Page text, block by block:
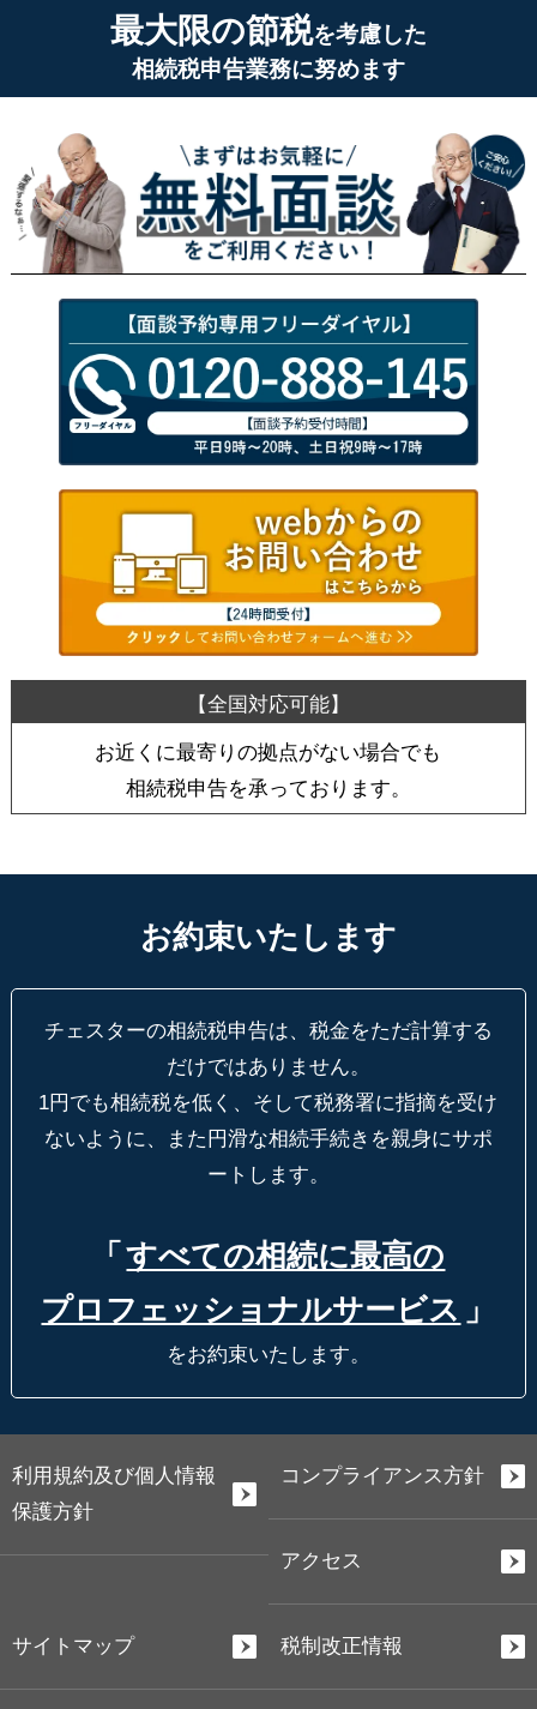
最大限の節税を考慮した
相続税申告業務に努めます
お近くに最寄りの拠点がない場合でも
相続税申告を承っております。
お約束いたします
チェスターの相続税申告は、税金をただ計算する
だけではありません。
1円でも相続税を低く、そして税務署に指摘を受け
ないように、
また円滑な相続手続きを親身にサポ
ートします。
「 すべての相続に最高の
プロフェッショナルサービス 」
をお約束いたします。
利用規約及び個人情報
保護方針
コンプライアンス方針
アクセス
サイトマップ 税制改正情報